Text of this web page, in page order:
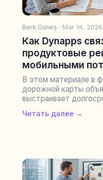
Berk Güneş · Mar 14, 2026
Как Dynapps
продуктовые
мобильными
В этом материале в
дорожной карты
выстраивает
Читать далее →